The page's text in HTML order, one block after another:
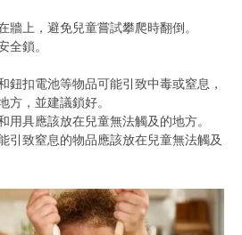
牆上，避免兒童嘗試攀爬時翻倒。
鎖。
鈕扣電池等物品可能引致中毒或窒息，
方，並建議鎖好。
用具應該放在兒童無法觸及的地方。
引致窒息的物品應該放在兒童無法觸及